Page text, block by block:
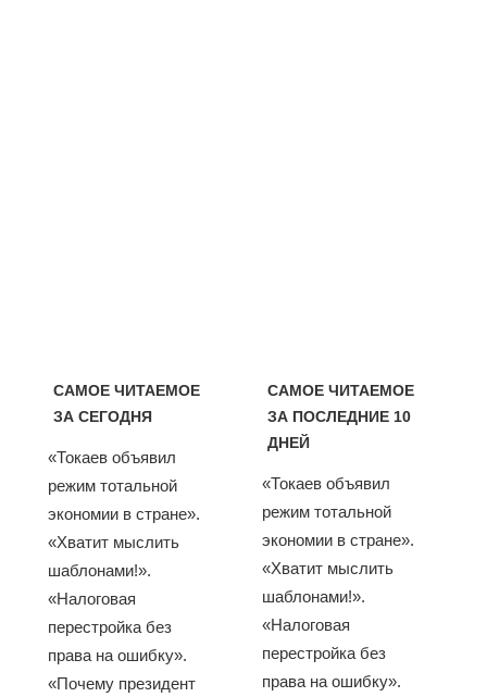
САМОЕ ЧИТАЕМОЕ
ЗА СЕГОДНЯ
«Токаев объявил
режим тотальной
экономии в стране».
«Хватит мыслить
шаблонами!».
«Налоговая
перестройка без
права на ошибку».
«Почему президент
САМОЕ ЧИТАЕМОЕ
ЗА ПОСЛЕДНИЕ 10
ДНЕЙ
«Токаев объявил
режим тотальной
экономии в стране».
«Хватит мыслить
шаблонами!».
«Налоговая
перестройка без
права на ошибку».